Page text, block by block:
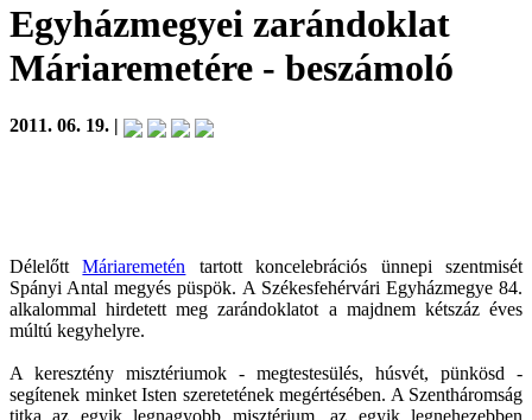
Egyházmegyei zarándoklat
Máriaremetére - beszámoló
2011. 06. 19. |
DélelőttMáriaremetén tartott koncelebrációs ünnepi szentmisét
Spányi Antal megyés püspök. A Székesfehérvári Egyházmegye 84.
alkalommal hirdetett meg zarándoklatot a majdnem kétszáz éves
múltú kegyhelyre.
A keresztény misztériumok - megtestesülés, húsvét, pünkösd -
segítenek minket Isten szeretetének megértésében. A Szentháromság
titka az egyik legnagyobb misztérium, az egyik legnehezebben